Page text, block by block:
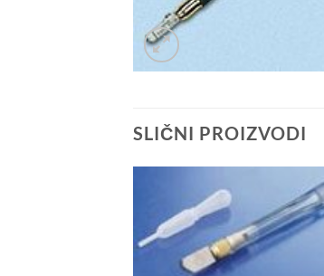
SLIČNI PROIZVODI